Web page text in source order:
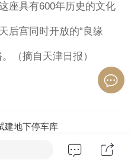
座具有600年历史的文化
后宫同时开放的“良缘
（摘自天津日报）
建地下停车库
拆迁仿建不可行